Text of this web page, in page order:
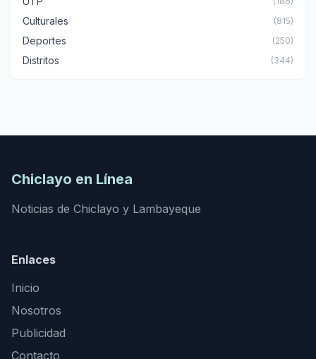
Culturales (815)
Deportes (250)
Distritos (344)
Chiclayo en Línea
Noticias de Chiclayo y Lambayeque
Enlaces
Inicio
Nosotros
Publicidad
Contacto